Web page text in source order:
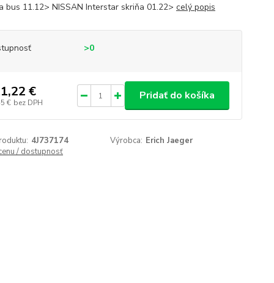
bus 11.12> NISSAN Interstar skriňa 01.22> celý popis
>0
€
€ bez DPH
Pridať do košíka
4J737174 Výrobca: Erich Jaeger
/ dostupnosť